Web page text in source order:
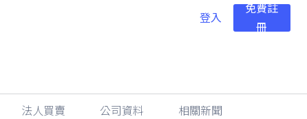
登入
免費註
冊
法人買賣 公司資料 相關新聞